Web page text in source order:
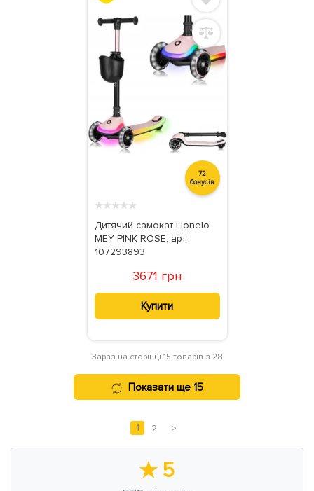
72
бонусів
★★★★★
Дитячий самокат Lionelo
MEY PINK ROSE, арт.
107293893
3671 грн
Купити
Зараз на сторінці 15 товарів з 28
Показати ще 15
1 2 >
★ 5